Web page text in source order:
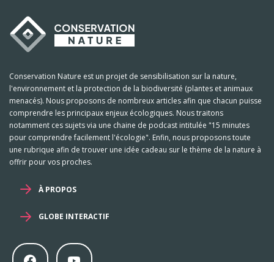
Conservation Nature est un projet de sensibilisation sur la nature,
l'environnement et la protection de la biodiversité (plantes et animaux
menacés). Nous proposons de nombreux articles afin que chacun puisse
comprendre les principaux enjeux écologiques. Nous traitons
notamment ces sujets via une chaine de podcast intitulée "15 minutes
pour comprendre facilement l'écologie". Enfin, nous proposons toute
une rubrique afin de trouver une idée cadeau sur le thème de la nature à
offrir pour vos proches.
À PROPOS
GLOBE INTERACTIF